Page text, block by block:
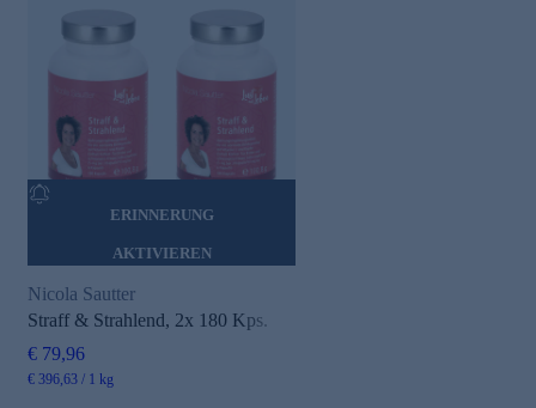
ERINNERUNG
AKTIVIEREN
Nicola Sautter
Straff & Strahlend, 2x 180 Kps.
€ 79,96
€ 396,63 / 1 kg